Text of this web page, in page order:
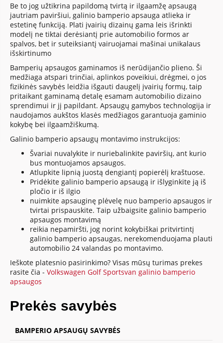
Be to jog užtikrina papildomą tvirtą ir ilgaamžę apsaugą
jautriam paviršiui, galinio bamperio apsauga atlieka ir
estetinę funkciją. Plati įvairių dizainų gama leis išrinkti
modelį ne tiktai derėsiantį prie automobilio formos ar
spalvos, bet ir suteiksiantį vairuojamai mašinai unikalaus
išskirtinumo
Bamperių apsaugos gaminamos iš nerūdijančio plieno. Ši
medžiaga atspari trinčiai, aplinkos poveikiui, drėgmei, o jos
fizikinės savybės leidžia išgauti daugelį įvairių formų, taip
pritaikant gaminamą detalę esamam automobilio dizaino
sprendimui ir jį papildant. Apsaugų gamybos technologija ir
naudojamos aukštos klasės medžiagos garantuoja gaminio
kokybę bei ilgaamžiškumą.
Galinio bamperio apsaugų montavimo instrukcijos:
Švariai nuvalykite ir nuriebalinkite paviršių, ant kurio
bus montuojamos apsaugos.
Atlupkite lipnią juostą dengiantį popierėlį kraštuose.
Pridėkite galinio bamperio apsaugą ir išlyginkite ją iš
pločio ir iš ilgio
nuimkite apsauginę plėvelę nuo bamperio apsaugos ir
tvirtai prispauskite. Taip užbaigsite galinio bamperio
apsaugos montavimą
reikia nepamiršti, jog norint kokybiškai pritvirtintį
galinio bamperio apsaugas, nerekomenduojama plauti
automobilio 24 valandas po montavimo.
Ieškote platesnio pasirinkimo? Visas mūsų turimas prekes
rasite čia -Volkswagen Golf Sportsvan galinio bamperio
apsaugos
Prekės savybės
BAMPERIO APSAUGŲ SAVYBĖS